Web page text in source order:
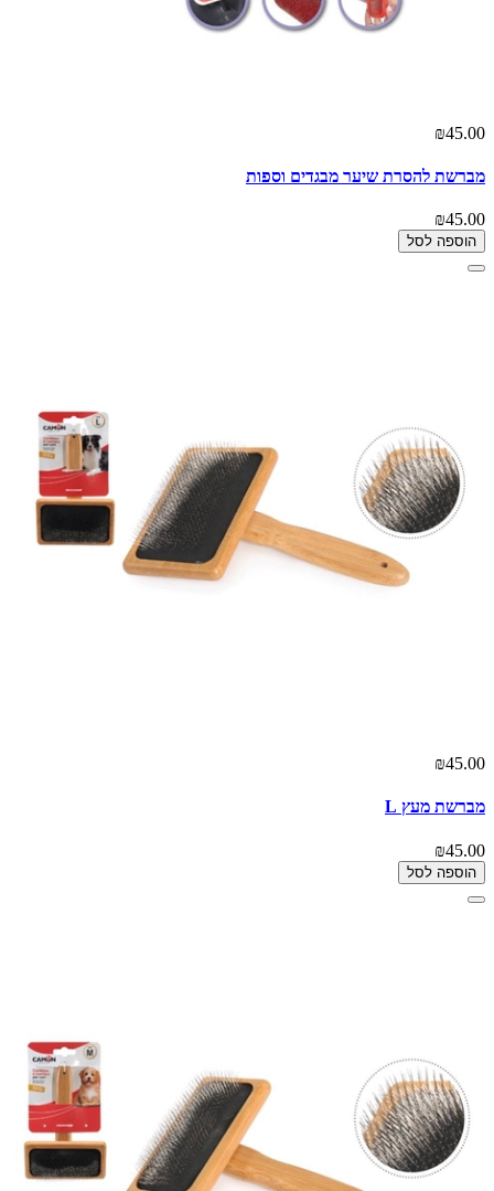
₪45.00
מברשת להסרת שיער מבגדים וספות
₪45.00
הוספה לסל
₪45.00
מברשת מעץ L
₪45.00
הוספה לסל